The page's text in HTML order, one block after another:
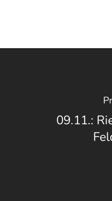
09.11.: